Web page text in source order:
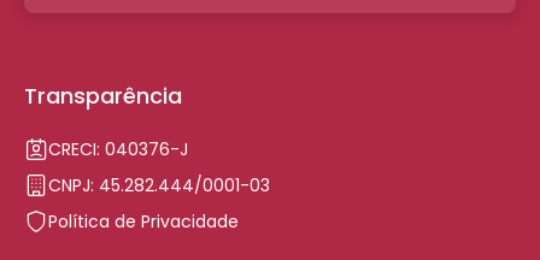
Transparência
CRECI: 040376-J
CNPJ: 45.282.444/0001-03
Política de Privacidade